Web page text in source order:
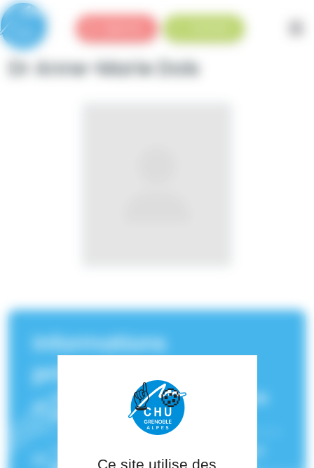
Dr Anne-Marie Dols
Informations
principales
Service(s) de rattachement :
Coordination en Cancérologie
Panneau de gestion des cookies
Ce site utilise des